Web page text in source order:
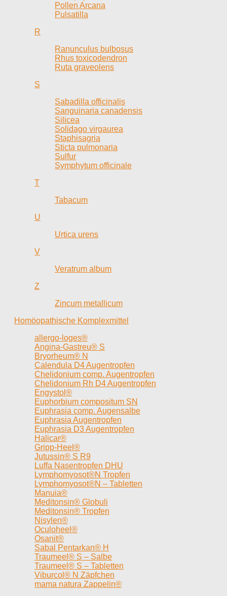
Pollen Arcana
Pulsatilla
R
Ranunculus bulbosus
Rhus toxicodendron
Ruta graveolens
S
Sabadilla officinalis
Sanguinaria canadensis
Silicea
Solidago virgaurea
Staphisagria
Sticta pulmonaria
Sulfur
Symphytum officinale
T
Tabacum
U
Urtica urens
V
Veratrum album
Z
Zincum metallicum
Homöopathische Komplexmittel
allergo-loges®
Angina-Gastreu® S
Bryorheum® N
Calendula D4 Augentropfen
Chelidonium comp. Augentropfen
Chelidonium Rh D4 Augentropfen
Engystol®
Euphorbium compositum SN
Euphrasia comp. Augensalbe
Euphrasia Augentropfen
Euphrasia D3 Augentropfen
Halicar®
Gripp-Heel®
Jutussin® S R9
Luffa Nasentropfen DHU
Lymphomyosot®N Tropfen
Lymphomyosot®N – Tabletten
Manuia®
Meditonsin® Globuli
Meditonsin® Tropfen
Nisylen®
Oculoheel®
Osanit®
Sabal Pentarkan® H
Traumeel® S – Salbe
Traumeel® S – Tabletten
Viburcol® N Zäpfchen
mama natura Zappelin®